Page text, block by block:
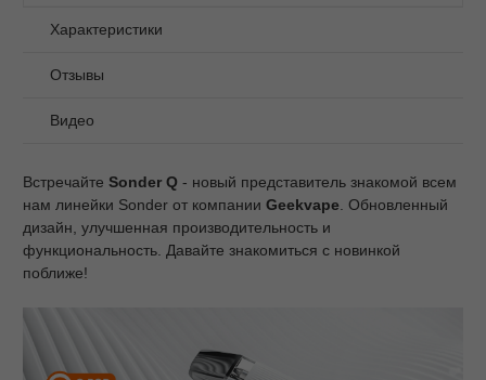
Характеристики
Отзывы
Видео
Встречайте Sonder Q - новый представитель знакомой всем
нам линейки Sonder от компании Geekvape . Обновленный
дизайн, улучшенная производительность и
функциональность. Давайте знакомиться с новинкой
поближе!